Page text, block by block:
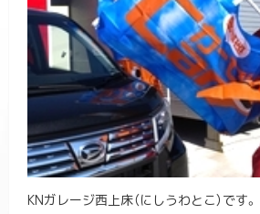
KNガレージ西上床（にしうわとこ）です。